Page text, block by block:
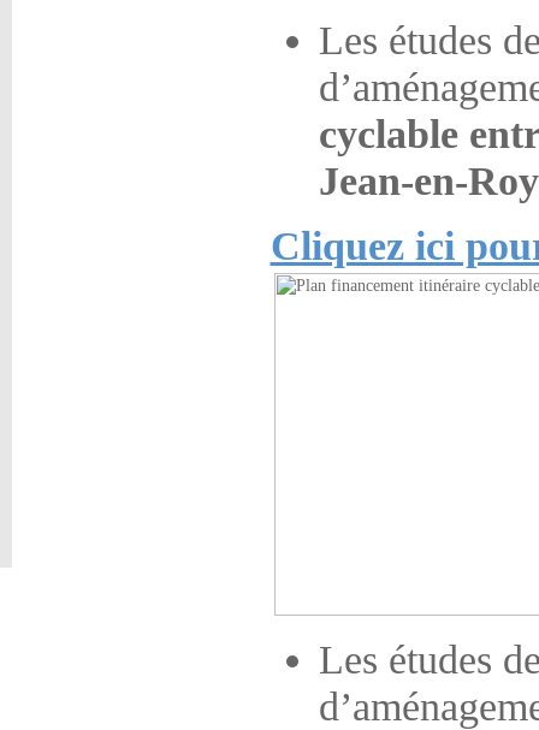
Les études
cyclable
Jean-en-
Cliquez ici
Les études